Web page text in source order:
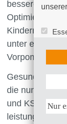
bessere
Optimierung
Kindern im
unter einem
Vorpommern
die nun
und KSR als
UX
Nur